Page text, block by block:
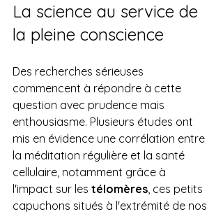
La science au service de
la pleine conscience
Des recherches sérieuses
commencent à répondre à cette
question avec prudence mais
enthousiasme. Plusieurs études ont
mis en évidence une corrélation entre
la méditation régulière et la santé
cellulaire, notamment grâce à
l'impact sur les télomères, ces petits
capuchons situés à l'extrémité de nos